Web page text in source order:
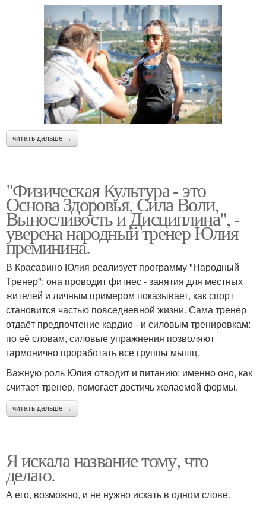
читать дальше →
"Физическая Культура - это
Основа Здоровья, Сила Воли,
Выносливость и Дисциплина", -
уверена народный тренер Юлия
преминина.
В Красавино Юлия реализует программу "Народный
Тренер": она проводит фитнес - занятия для местных
жителей и личным примером показывает, как спорт
становится частью повседневной жизни. Сама тренер
отдаёт предпочтение кардио - и силовым тренировкам:
по её словам, силовые упражнения позволяют
гармонично проработать все группы мышц.
Важную роль Юлия отводит и питанию: именно оно, как
считает тренер, помогает достичь желаемой формы.
читать дальше →
Я искала название тому, что
делаю.
А его, возможно, и не нужно искать в одном слове.